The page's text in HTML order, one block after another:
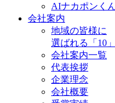
AIナカポンく
会社案内
地域の皆様に
選ばれる「10
会社案内一覧
代表挨拶
企業理念
会社概要